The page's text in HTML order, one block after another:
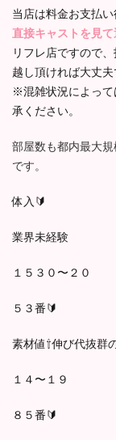
当店は料金お支払
直接キャストを見て
リフレ店ですので
越し頂ければ大丈夫
※混雑状況によって
承ください。
部屋数も都内最大
です。
体入🔰
業界未経験
１５３０〜２０
５３番🔰
素材値⇧伸び代抜群
１４〜１９
８５番🔰